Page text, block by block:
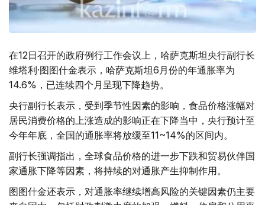
在12日召开的政府例行工作会议上，哈萨克斯坦央行副行长
维塔利·图图什金表示，哈萨克斯坦6月份的年通胀率为
14.6%，已连续四个月呈现下降趋势。
央行副行长表示，受到季节性因素的影响，食品价格涨幅对
居民消费价格的上涨造成的影响正在下降当中，央行预计至
今年年底，全国的通胀率将放缓至11~14%的区间内。
副行长强调指出，全球食品价格的进一步下跌和贸易伙伴国
家通胀下降等因素，将持续的对通胀产生抑制作用。
图图什金还表示，对通胀率继续增高风险的关键因素仍主要